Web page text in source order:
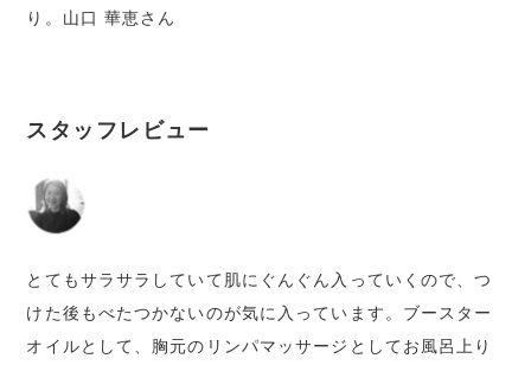
り。山口 華恵さん
スタッフレビュー
とてもサラサラしていて肌にぐんぐん入っていくので、つ
けた後もべたつかないのが気に入っています。ブースター
オイルとして、胸元のリンパマッサージとしてお風呂上り